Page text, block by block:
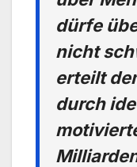
dürfe
nicht
erteilt
durch